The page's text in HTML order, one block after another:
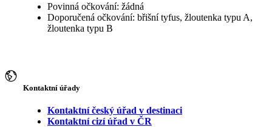
Povinná očkování: žádná
Doporučená očkování: břišní tyfus, žloutenka typu A,
žloutenka typu B
Kontaktní úřady
Kontaktní český úřad v destinaci
Kontaktní cizí úřad v ČR